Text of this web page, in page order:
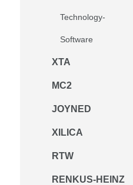
Technology-
Software
XTA
MC2
JOYNED
XILICA
RTW
RENKUS-HEINZ